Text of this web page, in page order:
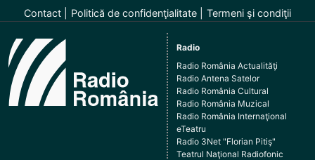
Contact Politică de confidenţialitate Termeni şi condiţii
Radio
Radio România Actualităţi
Radio Antena Satelor
Radio România Cultural
Radio România Muzical
Radio România Internaţional
eTeatru
Radio 3Net "Florian Pitiş"
Teatrul Naţional Radiofonic